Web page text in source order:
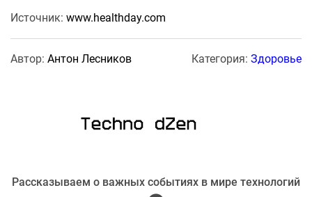
Источник: www.healthday.com
Автор: Антон Лесников Категория: Здоровье
Рассказываем о важных событиях в мире технологий